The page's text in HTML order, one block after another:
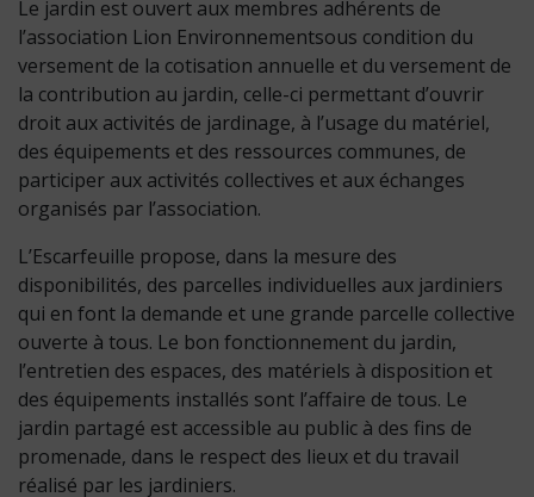
Le jardin est ouvert aux membres adhérents de
l’association Lion Environnementsous condition du
versement de la cotisation annuelle et du versement de
la contribution au jardin, celle-ci permettant d’ouvrir
droit aux activités de jardinage, à l’usage du matériel,
des équipements et des ressources communes, de
participer aux activités collectives et aux échanges
organisés par l’association.
L’Escarfeuille propose, dans la mesure des
disponibilités, des parcelles individuelles aux jardiniers
qui en font la demande et une grande parcelle collective
ouverte à tous. Le bon fonctionnement du jardin,
l’entretien des espaces, des matériels à disposition et
des équipements installés sont l’affaire de tous. Le
jardin partagé est accessible au public à des fins de
promenade, dans le respect des lieux et du travail
réalisé par les jardiniers.